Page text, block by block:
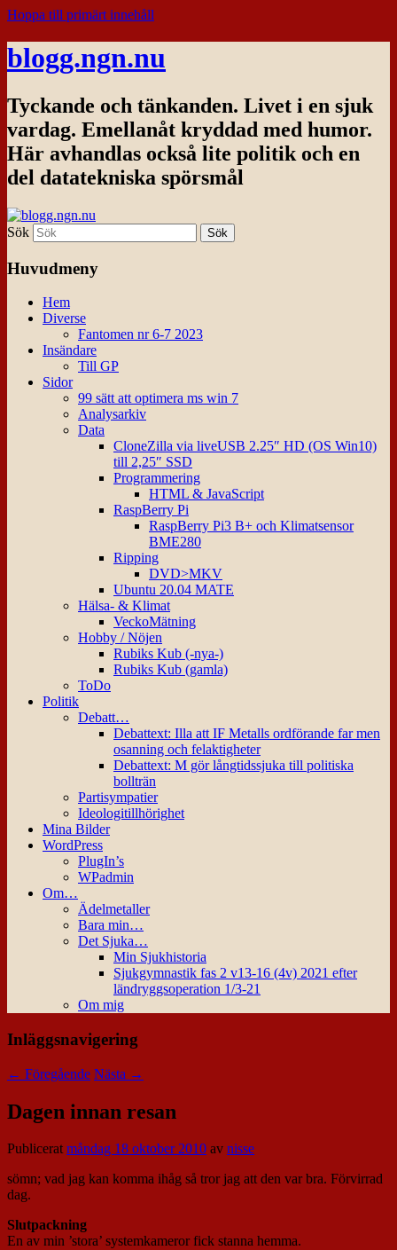
Hoppa till primärt innehåll
blogg.ngn.nu
Tyckande och tänkanden. Livet i en sjuk
vardag. Emellanåt kryddad med humor.
Här avhandlas också lite politik och en
del datatekniska spörsmål
Sök
Huvudmeny
Hem
Diverse
Fantomen nr 6-7 2023
Insändare
Till GP
Sidor
99 sätt att optimera ms win 7
Analysarkiv
Data
CloneZilla via liveUSB 2.25″ HD (OS Win10)
till 2,25″ SSD
Programmering
HTML & JavaScript
RaspBerry Pi
RaspBerry Pi3 B+ och Klimatsensor
BME280
Ripping
DVD>MKV
Ubuntu 20.04 MATE
Hälsa- & Klimat
VeckoMätning
Hobby / Nöjen
Rubiks Kub (-nya-)
Rubiks Kub (gamla)
ToDo
Politik
Debatt…
Debattext: Illa att IF Metalls ordförande far men
osanning och felaktigheter
Debattext: M gör långtidssjuka till politiska
bollträn
Partisympatier
Ideologitillhörighet
Mina Bilder
WordPress
PlugIn’s
WPadmin
Om…
Ädelmetaller
Bara min…
Det Sjuka…
Min Sjukhistoria
Sjukgymnastik fas 2 v13-16 (4v) 2021 efter
ländryggsoperation 1/3-21
Om mig
Inläggsnavigering
← Föregående Nästa →
Dagen innan resan
Publiceratmåndag 18 oktober 2010 av nisse
sömn; vad jag kan komma ihåg så tror jag att den var bra. Förvirrad
dag.
Slutpackning
En av min ’stora’ systemkameror fick stanna hemma.